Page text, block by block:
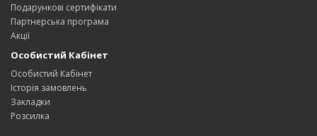
Подарункові сертифікати
Партнерська програма
Акції
Особистий Кабінет
Особистий Кабінет
Історія замовлень
Закладки
Розсилка